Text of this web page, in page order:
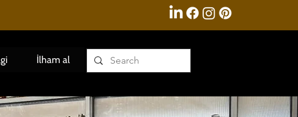
İlham al